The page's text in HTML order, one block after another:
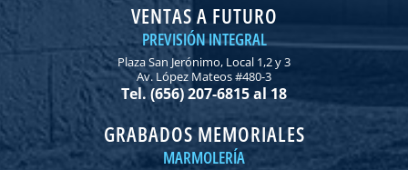
VENTAS A FUTURO
PREVISIÓN INTEGRAL
Plaza San Jerónimo, Local 1,2 y 3
Av. López Mateos #480-3
Tel. (656) 207-6815 al 18
GRABADOS MEMORIALES
MARMOLERÍA